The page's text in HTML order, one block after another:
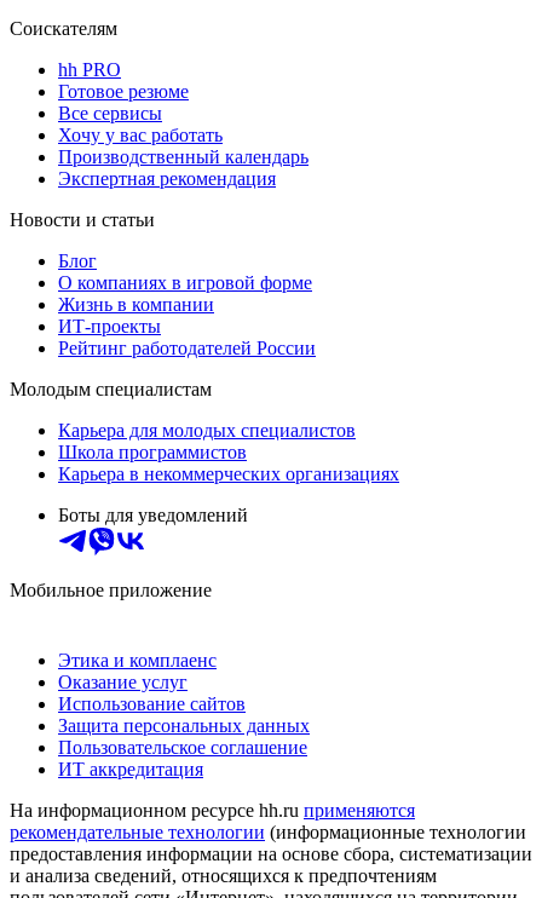
Соискателям
hh PRO
Готовое резюме
Все сервисы
Хочу у вас работать
Производственный календарь
Экспертная рекомендация
Новости и статьи
Блог
О компаниях в игровой форме
Жизнь в компании
ИТ-проекты
Рейтинг работодателей России
Молодым специалистам
Карьера для молодых специалистов
Школа программистов
Карьера в некоммерческих организациях
Боты для уведомлений
Мобильное приложение
Этика и комплаенс
Оказание услуг
Использование сайтов
Защита персональных данных
Пользовательское соглашение
ИТ аккредитация
На информационном ресурсе hh.ru применяются
рекомендательные технологии (информационные технологии
предоставления информации на основе сбора, систематизации
и анализа сведений, относящихся к предпочтениям